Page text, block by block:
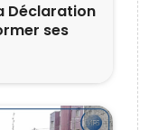
Déclaration
ses